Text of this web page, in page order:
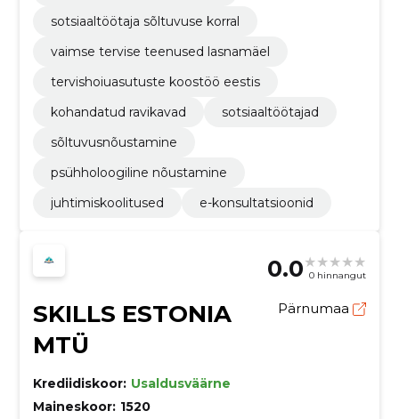
sotsiaaltöötaja sõltuvuse korral
vaimse tervise teenused lasnamäel
tervishoiuasutuste koostöö eestis
kohandatud ravikavad
sotsiaaltöötajad
sõltuvusnõustamine
psühholoogiline nõustamine
juhtimiskoolitused
e-konsultatsioonid
0.0 0 hinnangut
SKILLS ESTONIA
MTÜ
Pärnumaa
Krediidiskoor: Usaldusväärne
Maineskoor: 1520